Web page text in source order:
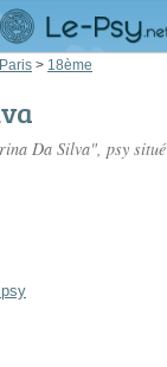
Paris > 18ème
Da Silva", psy situé